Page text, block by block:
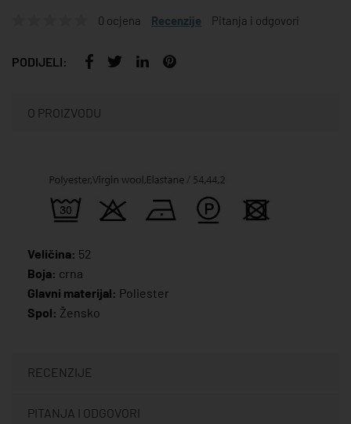
0 ocjena Recenzije Pitanja i odgovori
PODIJELI:
O PROIZVODU
Veličina: 52
Boja: crna
Glavni materijal: Poliester
Spol: Žensko
RECENZIJE
PITANJA I ODGOVORI